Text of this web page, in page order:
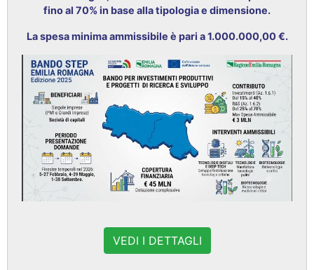
fino al 70% in base alla tipologia e dimensione.
La spesa minima ammissibile è pari a 1.000.000,00 €.
VEDI I DETTAGLI